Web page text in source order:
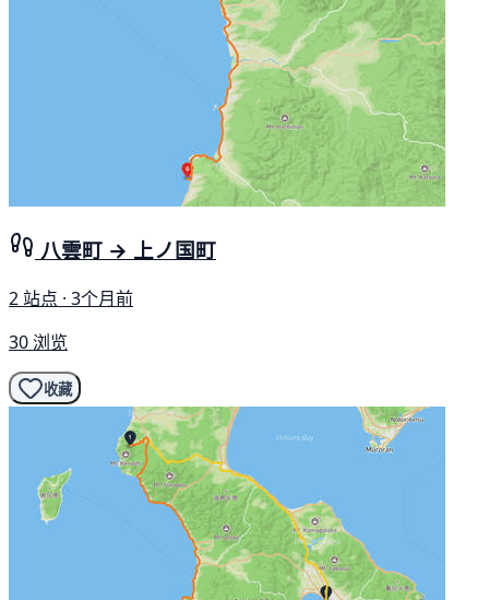
八雲町 → 上ノ国町
2 站点 · 3个月前
30 浏览
收藏